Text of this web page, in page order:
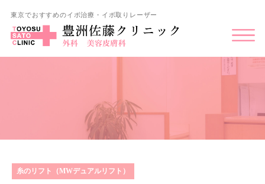
東京でおすすめのイボ治療・イボ取りレーザー
糸のリフト（MWデュアルリフト）